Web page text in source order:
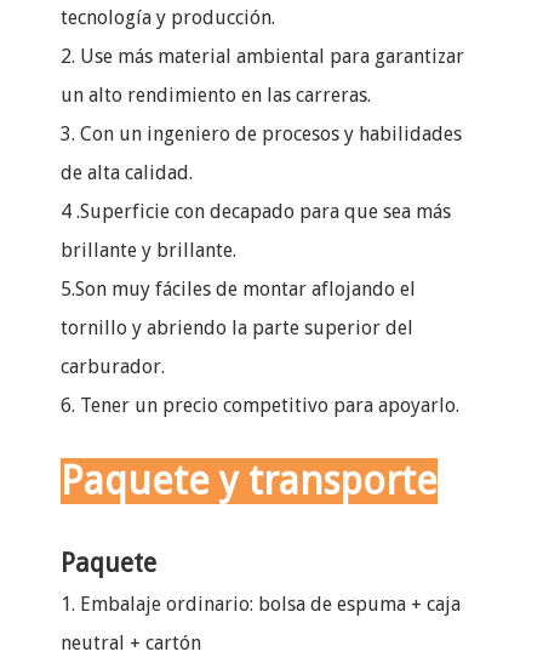
tecnología y producción.
2. Use más material ambiental para garantizar
un alto rendimiento en las carreras.
3. Con un ingeniero de procesos y habilidades
de alta calidad.
4 .Superficie con decapado para que sea más
brillante y brillante.
5.Son muy fáciles de montar aflojando el
tornillo y abriendo la parte superior del
carburador.
6. Tener un precio competitivo para apoyarlo.
Paquete y transporte
Paquete
1. Embalaje ordinario: bolsa de espuma + caja
neutral + cartón